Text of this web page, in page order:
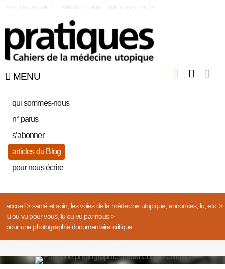
MENU
qui sommes-nous
n° parus
s’abonner
articles du Blog
pour nous écrire
accueil> santé et soin, les voies de la médecine utopique, annonces, lu, etc.>
lu ou vu pour vous, lu ou vu par nous>
pour une photographie documentaire critique